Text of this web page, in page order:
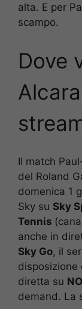
alta. E per
scampo.
Dove
Il match
del Roland
domenica 1
Sky su Sky
Tennis
anche in
Sky Go, il
disposizione
diretta su
demand. La